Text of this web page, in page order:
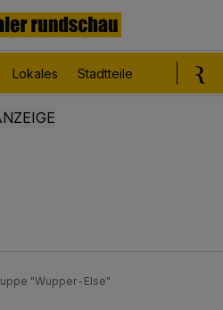
Lokales Stadtteile
"Wupper-Else"